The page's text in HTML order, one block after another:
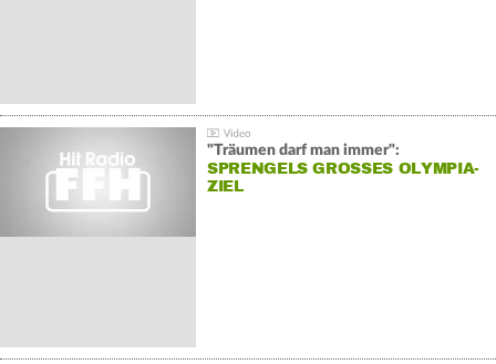
"Träumen darf man immer":
SPRENGELS GROSSES OLYMPIA-Z
IEL